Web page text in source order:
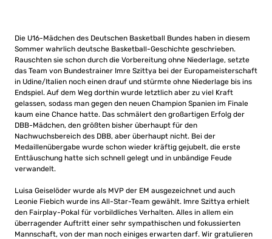
Die U16-Mädchen des Deutschen Basketball Bundes haben in diesem
Sommer wahrlich deutsche Basketball-Geschichte geschrieben.
Rauschten sie schon durch die Vorbereitung ohne Niederlage, setzte
das Team von Bundestrainer Imre Szittya bei der Europameisterschaft
in Udine/Italien noch einen drauf und stürmte ohne Niederlage bis ins
Endspiel. Auf dem Weg dorthin wurde letztlich aber zu viel Kraft
gelassen, sodass man gegen den neuen Champion Spanien im Finale
kaum eine Chance hatte. Das schmälert den großartigen Erfolg der
DBB-Mädchen, den größten bisher überhaupt für den
Nachwuchsbereich des DBB, aber überhaupt nicht. Bei der
Medaillenübergabe wurde schon wieder kräftig gejubelt, die erste
Enttäuschung hatte sich schnell gelegt und in unbändige Feude
verwandelt.
Luisa Geiselöder wurde als MVP der EM ausgezeichnet und auch
Leonie Fiebich wurde ins All-Star-Team gewählt. Imre Szittya erhielt
den Fairplay-Pokal für vorbildliches Verhalten. Alles in allem ein
überragender Auftritt einer sehr sympathischen und fokussierten
Mannschaft, von der man noch einiges erwarten darf. Wir gratulieren